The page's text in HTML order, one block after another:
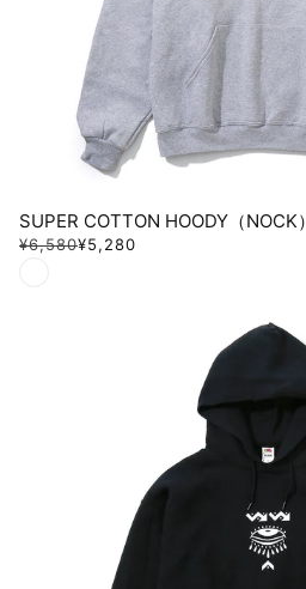
SUPER COTTON HOODY（NOCK）
¥6,580¥5,280